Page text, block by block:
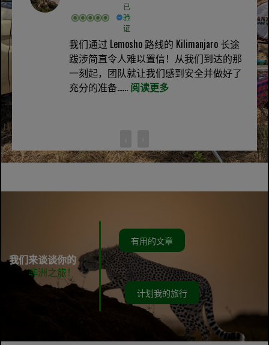
已
验
证
我们通过 Lemosho 路线的 Kilimanjaro 长途
跋涉简直令人难以置信！从我们到达的那
一刻起，团队就让我们感到安全并做好了
充分的准备...... 阅读更多
我们来谈谈你的
非洲之旅！
有用的文章
计划我的旅行